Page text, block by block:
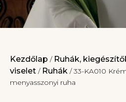
Kezdőlap / Ruhák,
viselet / Ruhák / 33-KA010
menyasszonyi ruha